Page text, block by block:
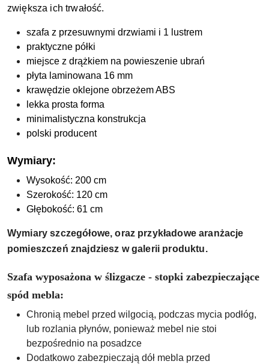
zwiększa ich trwałość.
szafa z przesuwnymi drzwiami i 1 lustrem
praktyczne półki
miejsce z drążkiem na powieszenie ubrań
płyta laminowana 16 mm
krawędzie oklejone obrzeżem ABS
lekka prosta forma
minimalistyczna konstrukcja
polski producent
Wymiary:
Wysokość: 200 cm
Szerokość: 120 cm
Głębokość: 61 cm
Wymiary szczegółowe, oraz przykładowe aranżacje
pomieszczeń znajdziesz w galerii produktu.
Szafa wyposażona w ślizgacze - stopki zabezpieczające
spód mebla:
Chronią mebel przed wilgocią, podczas mycia podłóg,
lub rozlania płynów, ponieważ mebel nie stoi
bezpośrednio na posadzce
Dodatkowo zabezpieczają dół mebla przed